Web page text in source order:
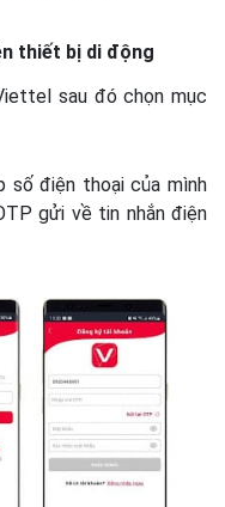
thiết bị di động
sau đó chọn mục
số điện thoại của mình
gửi về tin nhắn điện